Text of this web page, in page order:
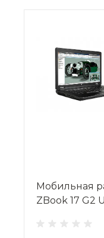
Мобильная
ZBook 17 G2